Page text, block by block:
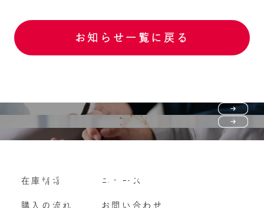
お知らせ一覧に戻る
購入の流れ
よくいただくご質問
Vehicle purchase
車両買い取り
在庫情報
購入の流れ
ニュース
お問い合わせ